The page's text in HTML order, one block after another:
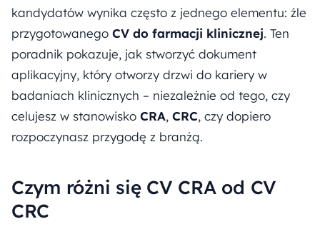
kandydatów wynika często z jednego elementu: źle
przygotowanego CV do farmacji klinicznej. Ten
poradnik pokazuje, jak stworzyć dokument
aplikacyjny, który otworzy drzwi do kariery w
badaniach klinicznych – niezależnie od tego, czy
celujesz w stanowisko CRA, CRC, czy dopiero
rozpoczynasz przygodę z branżą.
Czym różni się CV CRA od CV
CRC